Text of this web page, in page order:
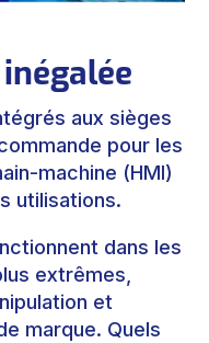
aux sièges
pour les
machine (HMI)
utilisations.
dans les
extrêmes,
et
marque. Quels